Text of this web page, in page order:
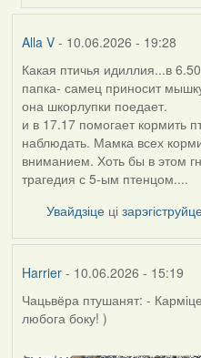
Harrier
Alla V- 10.06.2026 - 19:28
Какая птичья идиллия...в
папка- самец приносит
она шкорлупки поедает.
и в 17.17 помогает кормить
наблюдать. Мамка всех
вниманием. Хоть бы в этом
трагедия с 5-ым птенцом....
Увайдзіце ці
Harrier- 10.06.2026 - 15:19
Чацьвёра птушанят: -
любога боку! )